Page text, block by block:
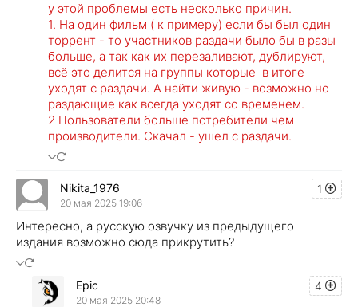
у этой проблемы есть несколько причин.
1. На один фильм ( к примеру) если бы был один
торрент - то участников раздачи было бы в разы
больше, а так как их перезаливают, дублируют,
всё это делится на группы которые в итоге
уходят с раздачи. А найти живую - возможно но
раздающие как всегда уходят со временем.
2 Пользователи больше потребители чем
производители. Скачал - ушел с раздачи.
1
Nikita_1976
20 мая 2025 19:06
Интересно, а русскую озвучку из предыдущего
издания возможно сюда прикрутить?
4
Epic
20 мая 2025 20:48